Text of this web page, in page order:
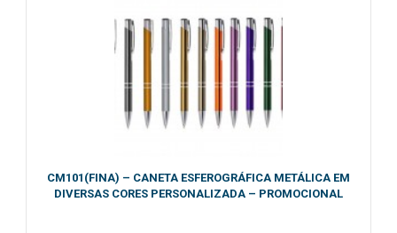
CM101(FINA) – CANETA ESFEROGRÁFICA METÁLICA EM
DIVERSAS CORES PERSONALIZADA – PROMOCIONAL